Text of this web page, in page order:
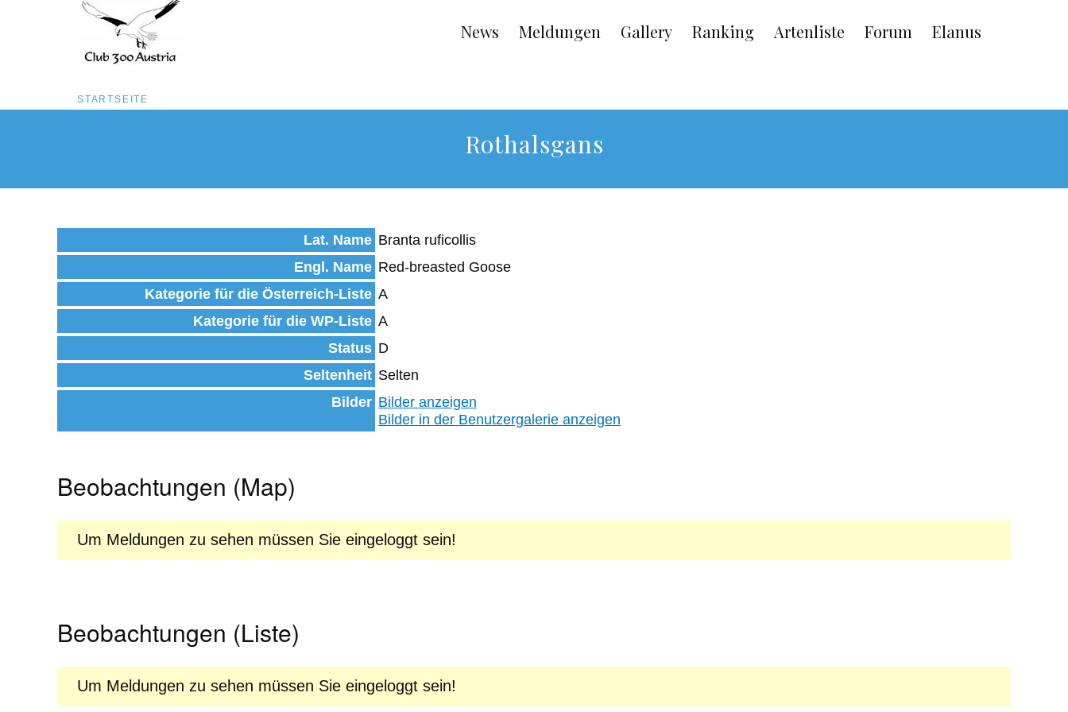
Inhalt
Main
navigation
News Meldungen Gallery Ranking Artenliste Forum Elanus
Pfadnavigation
STARTSEITE
Rothalsgans
Lat. Name Branta ruficollis
Engl. Name Red-breasted Goose
Kategorie für die Österreich-Liste A
Kategorie für die WP-Liste A
Status D
Seltenheit Selten
Bilder Bilder anzeigen
Bilder in der Benutzergalerie anzeigen
Beobachtungen (Map)
Um Meldungen zu sehen müssen Sie eingeloggt sein!
Beobachtungen (Liste)
Um Meldungen zu sehen müssen Sie eingeloggt sein!